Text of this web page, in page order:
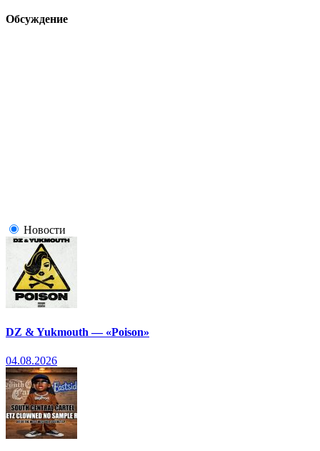
Обсуждение
Новости
DZ & Yukmouth — «Poison»
04.08.2026